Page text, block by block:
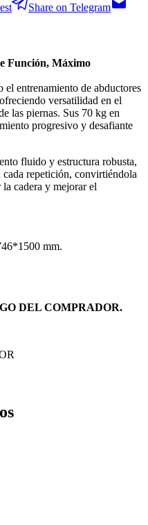
Share on Telegram
Función, Máximo
entrenamiento de abductores
versatilidad en el
las piernas. Sus 70 kg en
progresivo y desafiante
fluido y estructura robusta,
repetición, convirtiéndola
cadera y mejorar el
mm.
DEL COMPRADOR.